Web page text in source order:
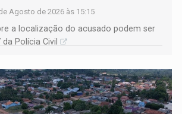
Agosto de 2026 às 15:15
a localização do acusado podem ser
Polícia Civil